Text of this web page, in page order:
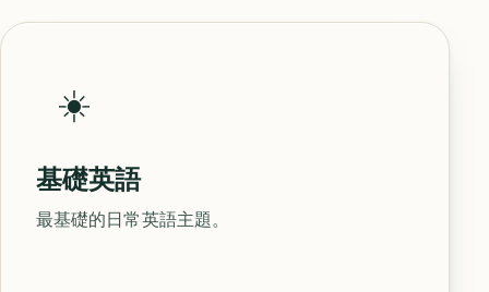
☀️
基礎英語
最基礎的日常英語主題。